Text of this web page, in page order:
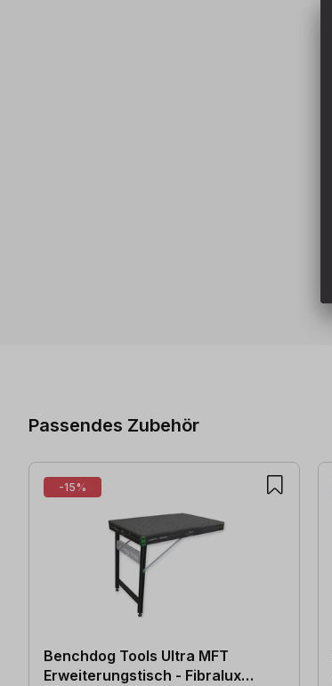
Passendes Zubehör
-15%
Benchdog Tools Ultra MFT
Erweiterungstisch - Fibralux